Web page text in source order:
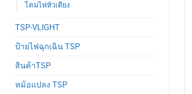
โคมไฟหัวเตียง
TSP-VLIGHT
ป้ายไฟฉุกเฉิน TSP
สินค้าTSP
หม้อแปลง TSP